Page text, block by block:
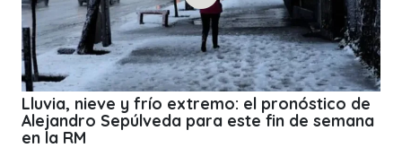
Lluvia, nieve y frío extremo: el pronóstico de
Alejandro Sepúlveda para este fin de semana
en la RM